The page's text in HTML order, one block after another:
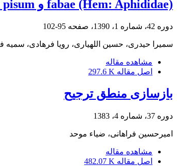
fabae (Hem: Aphididae) و Acyrthosiphon pisum.
دوره 42، شماره 1، 1390، صفحه 95-102
سمیرا حیدری، حسین اللهیاری، رویا فرهادی، سمیه
مشاهده مقاله
اصل مقاله 297.6 K
بازسازی منطق ترجیح
دوره 37، شماره 4، 1383
امیرحسین فراهانی، ضیاء موحد
مشاهده مقاله
اصل مقاله 482.07 K